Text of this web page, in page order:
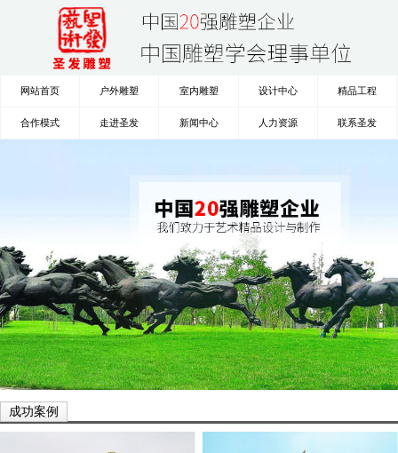
网站首页 户外雕塑 室内雕塑 设计中心 精品工程
合作模式 走进圣发 新闻中心 人力资源 联系圣发
成功案例